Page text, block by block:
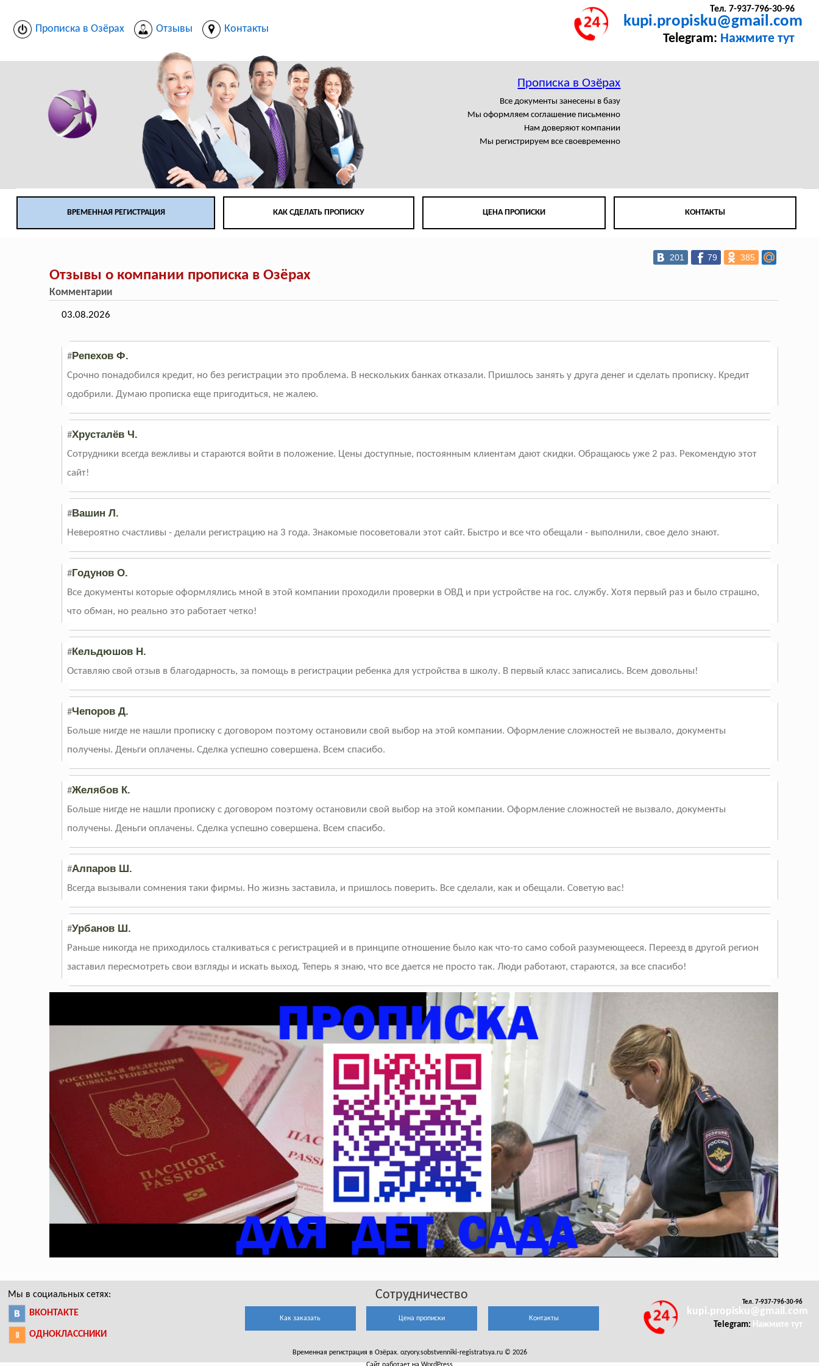
Прописка в Озёрах Отзывы Контакты
Тел. 7-937-796-30-96
kupi.propisku@gmail.com
Telegram: Нажмите тут
Прописка в Озёрах
Все документы занесены в базу
Мы оформляем соглашение письменно
Нам доверяют компании
Мы регистрируем все своевременно
ВРЕМЕННАЯ РЕГИСТРАЦИЯ КАК СДЕЛАТЬ ПРОПИСКУ ЦЕНА ПРОПИСКИ КОНТАКТЫ
201 79 385
Отзывы о компании прописка в Озёрах
Комментарии
03.08.2026
#Репехов Ф.
Срочно понадобился кредит, но без регистрации это проблема. В нескольких банках отказали. Пришлось занять у друга денег и сделать прописку. Кредит
одобрили. Думаю прописка еще пригодиться, не жалею.
#Хрусталёв Ч.
Сотрудники всегда вежливы и стараются войти в положение. Цены доступные, постоянным клиентам дают скидки. Обращаюсь уже 2 раз. Рекомендую этот
сайт!
#Вашин Л.
Невероятно счастливы - делали регистрацию на 3 года. Знакомые посоветовали этот сайт. Быстро и все что обещали - выполнили, свое дело знают.
#Годунов О.
Все документы которые оформлялись мной в этой компании проходили проверки в ОВД и при устройстве на гос. службу. Хотя первый раз и было страшно,
что обман, но реально это работает четко!
#Кельдюшов Н.
Оставляю свой отзыв в благодарность, за помощь в регистрации ребенка для устройства в школу. В первый класс записались. Всем довольны!
#Чепоров Д.
Больше нигде не нашли прописку с договором поэтому остановили свой выбор на этой компании. Оформление сложностей не вызвало, документы
получены. Деньги оплачены. Сделка успешно совершена. Всем спасибо.
#Желябов К.
Больше нигде не нашли прописку с договором поэтому остановили свой выбор на этой компании. Оформление сложностей не вызвало, документы
получены. Деньги оплачены. Сделка успешно совершена. Всем спасибо.
#Алпаров Ш.
Всегда вызывали сомнения таки фирмы. Но жизнь заставила, и пришлось поверить. Все сделали, как и обещали. Советую вас!
#Урбанов Ш.
Раньше никогда не приходилось сталкиваться с регистрацией и в принципе отношение было как что-то само собой разумеющееся. Переезд в другой регион
заставил пересмотреть свои взгляды и искать выход. Теперь я знаю, что все дается не просто так. Люди работают, стараются, за все спасибо!
Мы в социальных сетях:
ВКОНТАКТЕ
ОДНОКЛАССНИКИ
Сотрудничество
Как заказать Цена прописки Контакты
Тел. 7-937-796-30-96
kupi.propisku@gmail.com
Telegram: Нажмите тут
Временная регистрация в Озёрах. ozyory.sobstvenniki-registratsya.ru © 2026
Сайт работает на WordPress